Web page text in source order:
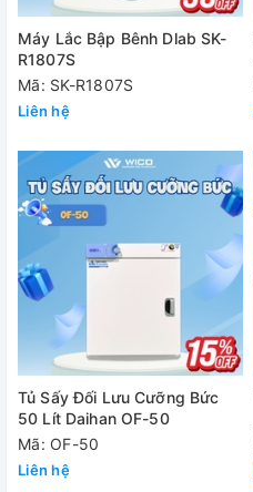
Máy Lắc Bập Bênh Dlab SK-
R1807S
Mã: SK-R1807S
Liên hệ
Tủ Sấy Đối Lưu Cưỡng Bức
50 Lít Daihan OF-50
Mã: OF-50
Liên hệ